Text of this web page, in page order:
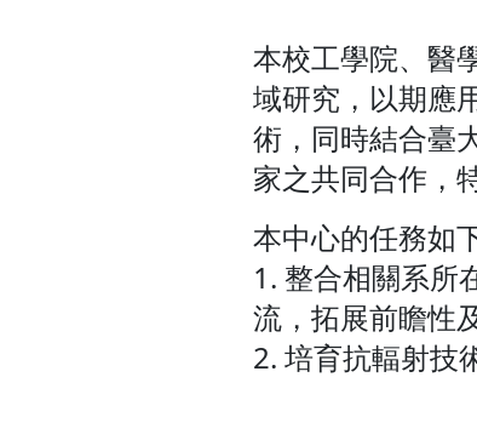
本校工學院、醫
域研究，以期應
術，同時結合臺
家之共同合作，
本中心的任務如
1. 整合相關系所
流，拓展前瞻性
2. 培育抗輻射技